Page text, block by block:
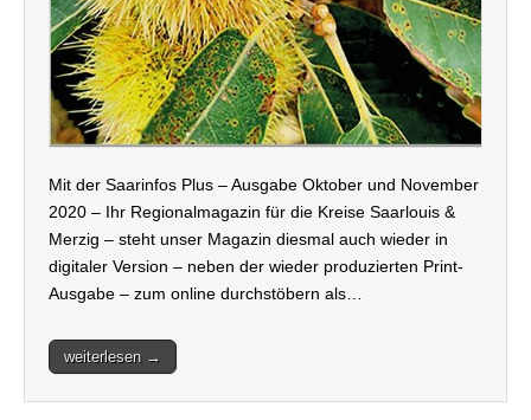
Mit der Saarinfos Plus – Ausgabe Oktober und November
2020 – Ihr Regionalmagazin für die Kreise Saarlouis &
Merzig – steht unser Magazin diesmal auch wieder in
digitaler Version – neben der wieder produzierten Print-
Ausgabe – zum online durchstöbern als…
weiterlesen →